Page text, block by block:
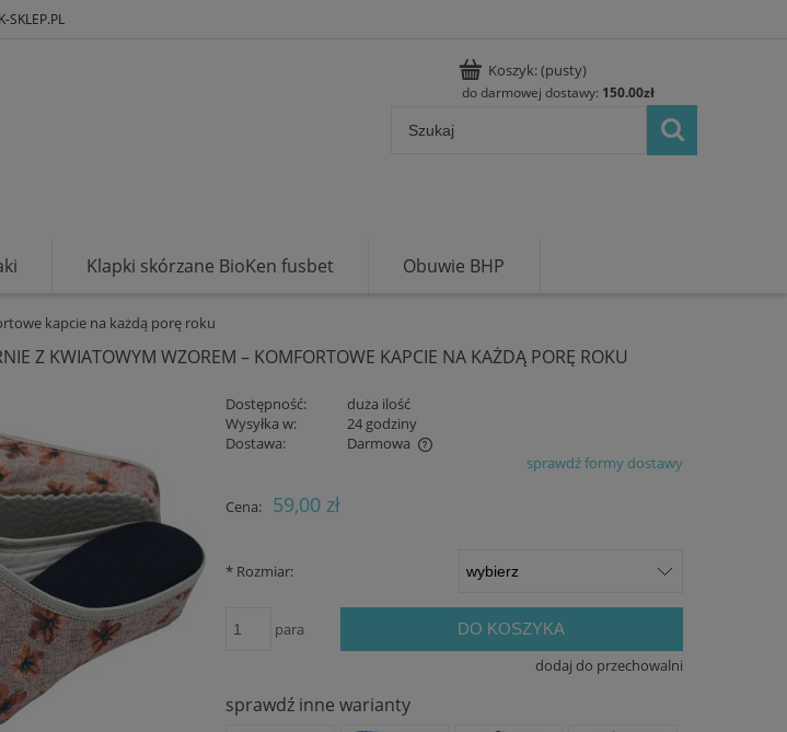
Koszyk:(pusty)
do darmowej dostawy: 150.00zł
Klapki skórzane BioKen fusbet Obuwie BHP
kapcie na każdą porę roku
SKLEP.PL
Z KWIATOWYM WZOREM – KOMFORTOWE KAPCIE NA KAŻDĄ PORĘ ROKU
Dostępność:
duża ilość
Wysyłka w:
24 godziny
Dostawa:
Darmowa
Cena nie zawiera ewentualnych kosztów
płatności
sprawdź formy dostawy
Cena: 59,00 zł
* Rozmiar:
para DO KOSZYKA
dodaj do przechowalni
sprawdź inne warianty